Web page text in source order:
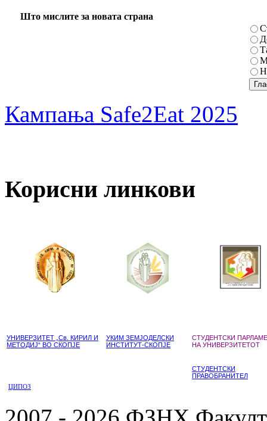
Што мислите за новата страна
Кампања Safe2Eat 2025
Корисни линкови
УНИВЕРЗИТЕТ „Св. КИРИЛ И
МЕТОДИЈ“ ВО СКОПЈЕ
УКИМ ЗЕМЈОДЕЛСКИ
ИНСТИТУТ-СКОПЈЕ
СТУДЕНТСКИ
НА УНИВЕРЗИТЕТОТ
СТУДЕНТСКИ
ПРАВОБРАНИТЕЛ
ЦИПОЗ